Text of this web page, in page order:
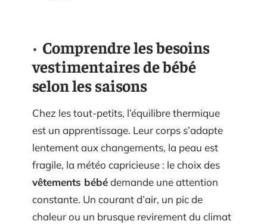
Comprendre les besoins
vestimentaires de bébé
selon les saisons
Chez les tout-petits, l’équilibre thermique
est un apprentissage. Leur corps s’adapte
lentement aux changements, la peau est
fragile, la météo capricieuse : le choix des
vêtements bébédemande une attention
constante. Un courant d’air, un pic de
chaleur ou un brusque revirement du climat